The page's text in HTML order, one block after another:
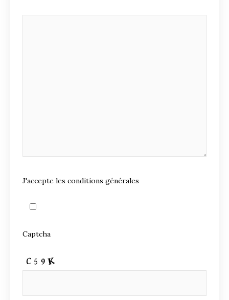
J'accepte les conditions générales
Captcha